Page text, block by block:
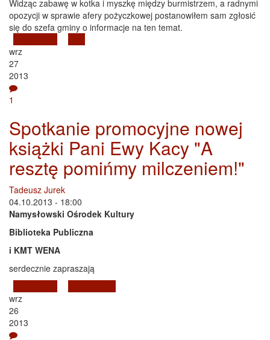
Widząc zabawę w kotka i myszkę między burmistrzem, a radnymi
opozycji w sprawie afery pożyczkowej postanowiłem sam zgłosić
się do szefa gminy o informacje na ten temat.
wrz
27
2013
1
Spotkanie promocyjne nowej
książki Pani Ewy Kacy "A
resztę pomińmy milczeniem!"
Tadeusz Jurek
04.10.2013 - 18:00
Namysłowski Ośrodek Kultury
Biblioteka Publiczna
i KMT WENA
serdecznie zapraszają
wrz
26
2013